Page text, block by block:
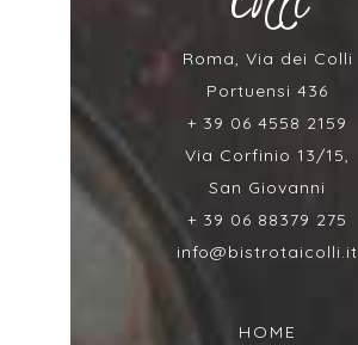
Roma, Via dei Colli
Portuensi 436
+ 39 06 4558 2159
Via Corfinio 13/15,
San Giovanni
+ 39 06 88379 275
info@bistrotaicolli.it
HOME